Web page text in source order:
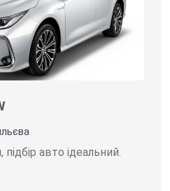
авто ідеальний.